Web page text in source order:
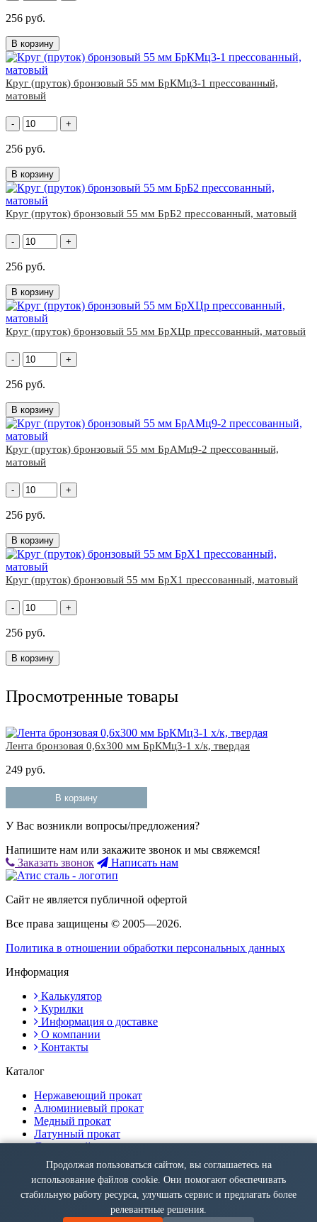
256 руб.
В корзину
Круг (пруток) бронзовый 55 мм БрКМц3-1 прессованный,
матовый
- +
256 руб.
В корзину
Круг (пруток) бронзовый 55 мм БрБ2 прессованный, матовый
- +
256 руб.
В корзину
Круг (пруток) бронзовый 55 мм БрХЦр прессованный, матовый
- +
256 руб.
В корзину
Круг (пруток) бронзовый 55 мм БрАМц9-2 прессованный,
матовый
- +
256 руб.
В корзину
Круг (пруток) бронзовый 55 мм БрХ1 прессованный, матовый
- +
256 руб.
В корзину
Просмотренные товары
Лента бронзовая 0,6х300 мм БрКМц3-1 х/к, твердая
249 руб.
В корзину
У Вас возникли вопросы/предложения?
Напишите нам или закажите звонок и мы свяжемся!
Заказать звонок
Написать нам
Сайт не является публичной офертой
Все права защищены © 2005—2026.
Политика в отношении обработки персональных данных
Информация
Калькулятор
Курилки
Информация о доставке
О компании
Контакты
Каталог
Нержавеющий прокат
Алюминиевый прокат
Медный прокат
Латунный прокат
Дюралевый прокат
Контакты
Ярославль, Большая Октябрьская ул., 39
+7 (495) 287-45-31
Продолжая пользоваться сайтом, вы соглашаетесь на
использование файлов cookie. Они помогают обеспечивать
стабильную работу ресурса, улучшать сервис и предлагать более
релевантные решения.